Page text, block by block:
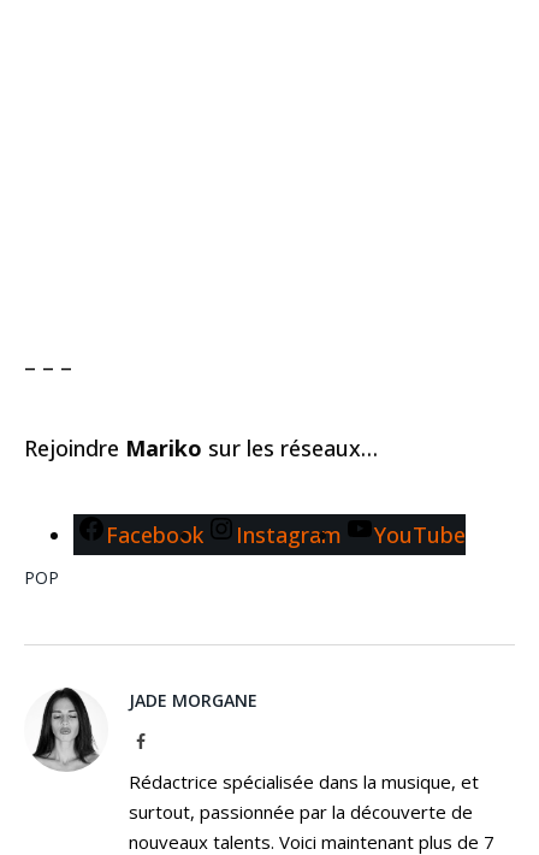
– – –
Rejoindre Mariko sur les réseaux…
Facebook Instagram YouTube
POP
JADE MORGANE
Facebook
Rédactrice spécialisée dans la musique, et
surtout, passionnée par la découverte de
nouveaux talents. Voici maintenant plus de 7